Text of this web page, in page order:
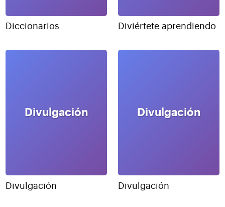
Diccionarios Diviértete aprendiendo
Divulgación
Divulgación
Divulgación
Divulgación